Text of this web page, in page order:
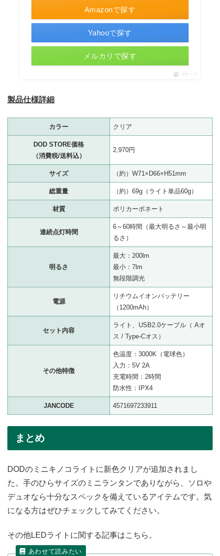
Amazonで探す
Yahooで探す
メルカリで探す
ポチップ
製品仕様詳細
カラー クリア
DOD STORE価格
（消費税/送料込）
2,970円
サイズ （約）W71×D66×H51mm
総重量 （約）69g（ライト単品60g）
材質 ポリカーボネート
連続点灯時間
6～60時間（最大明るさ～最小明
るさ）
明るさ
最大：200lm
最小：7lm
無段階調光
電源
リチウムイオンバッテリー
（1200mAh）
セット内容
ライト、USB2.0ケーブル（ Aオ
ス / Type-Cオス）
その他特徴
色温度：3000K（電球色）
入力：5V 2A
充電時間：2時間
防水性：IPX4
JANCODE 4571697233911
まとめ
DODのミニキノコライトに新色クリアが追加されまし
た。手のひらサイズのミニランタンでありながら、ソロや
デュオなら十分なスペックを備えているアイテムです。気
になる方はぜひチェックしてみてください。
その他LEDライトに関する記事はこちら。